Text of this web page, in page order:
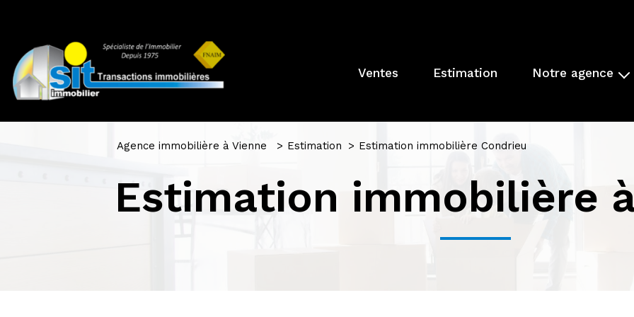
ventes estimation notre agence
Agence immobilière à Vienne Estimation Estimation immobilière Condrieu
Estimation immobilière